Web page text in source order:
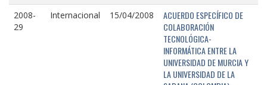
2008-
29
Internacional 15/04/2008
ACUERDO ESPECÍFICO DE
COLABORACIÓN
TECNOLÓGICA-
INFORMÁTICA ENTRE LA
UNIVERSIDAD DE MURCIA Y
LA UNIVERSIDAD DE LA